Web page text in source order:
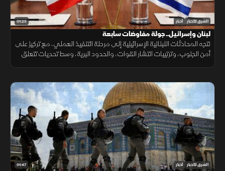
01:25 الشرق للأخبار أخبار
لبنان وإسرائيل.. جولة مفاوضات سابعة
تتجه المحادثات اللبنانية الإسرائيلية إلى مرحلة التنفيذ العملي، مع تركيز على
أمن الجنوب، وترتيبات انتشار القوات، والحدود البرية، وسط تحديات تتعلق
01:47 الشرق للأخبار أخبار